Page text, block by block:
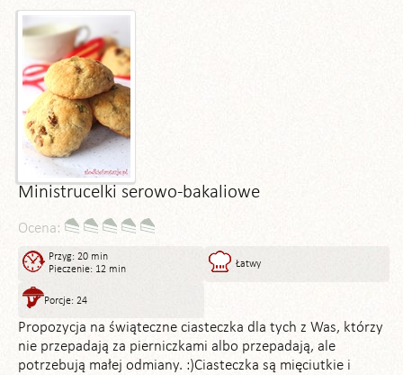
Ministrucelki serowo-bakaliowe
Ocena:
Przyg: 20 min
Pieczenie: 12 min
Łatwy
Porcje: 24
Propozycja na świąteczne ciasteczka dla tych z Was, którzy
nie przepadają za pierniczkami albo przepadają, ale
potrzebują małej odmiany. :)Ciasteczka są mięciutkie i